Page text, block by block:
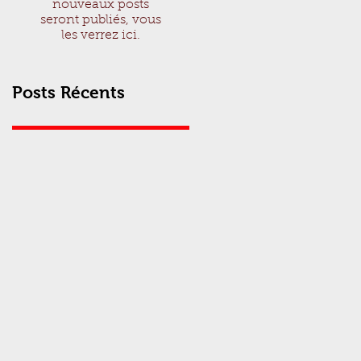
nouveaux posts
seront publiés, vous
les verrez ici.
Posts Récents